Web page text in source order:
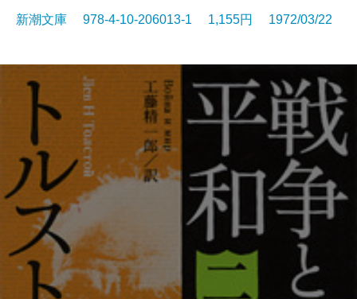
新潮文庫 978-4-10-206013-1 1,155円 1972/03/22